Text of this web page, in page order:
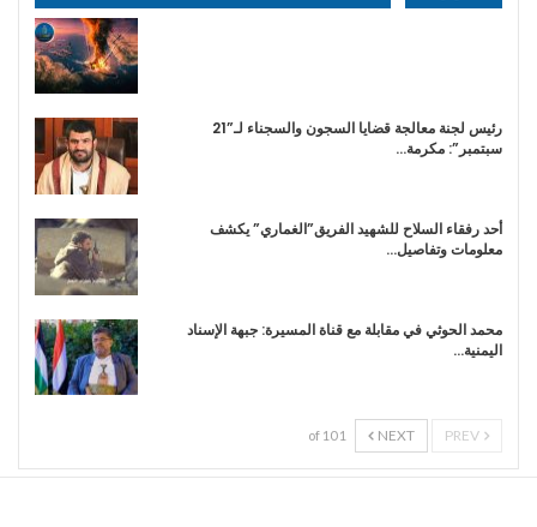
رئيس لجنة معالجة قضايا السجون والسجناء لـ”21
سبتمبر”: مكرمة…
أحد رفقاء السلاح للشهيد الفريق”الغماري” يكشف
معلومات وتفاصيل…
محمد الحوثي في مقابلة مع قناة المسيرة: جبهة الإسناد
اليمنية…
NEXT
1 of 10